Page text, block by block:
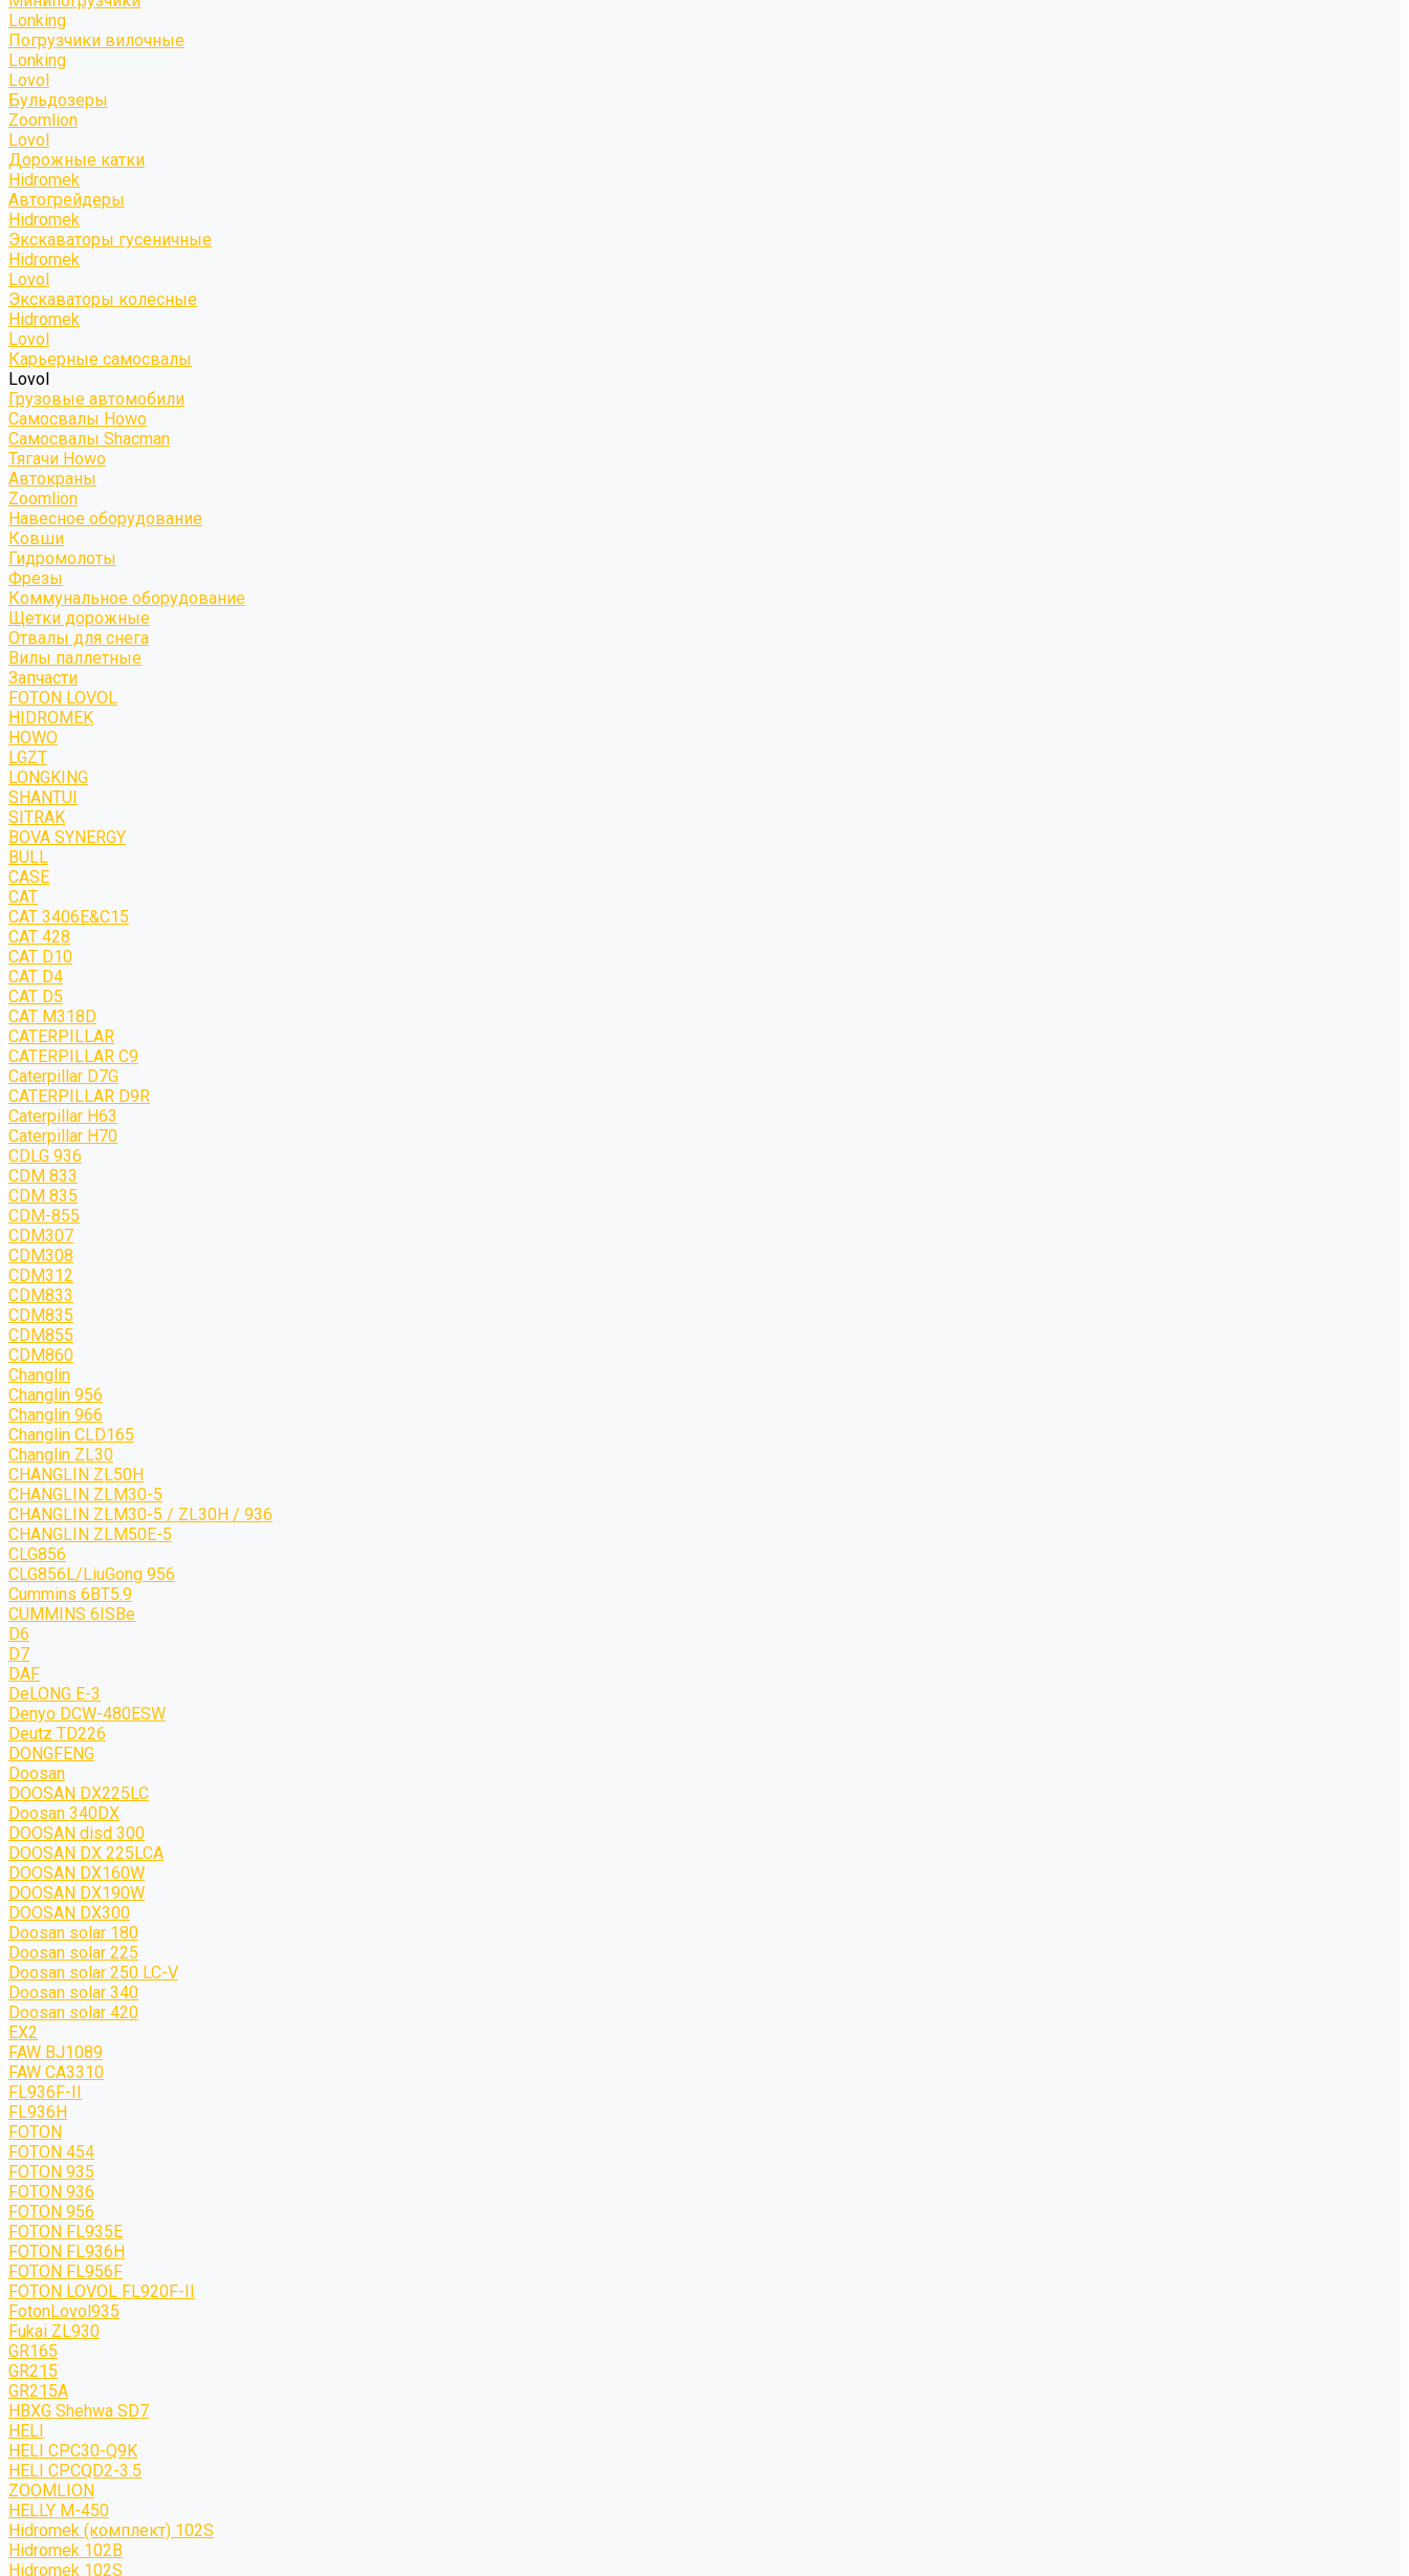
Lonking
Погрузчики вилочные
Lonking
Lovol
Бульдозеры
Zoomlion
Lovol
Дорожные катки
Hidromek
Автогрейдеры
Hidromek
Экскаваторы гусеничные
Hidromek
Lovol
Экскаваторы колесные
Hidromek
Lovol
Карьерные самосвалы
Lovol
Грузовые автомобили
Самосвалы Howo
Самосвалы Shacman
Тягачи Howo
Автокраны
Zoomlion
Навесное оборудование
Ковши
Гидромолоты
Фрезы
Коммунальное оборудование
Щетки дорожные
Отвалы для снега
Вилы паллетные
Запчасти
FOTON LOVOL
HIDROMEK
HOWO
LGZT
LONGKING
SHANTUI
SITRAK
BOVA SYNERGY
BULL
CASE
CAT
CAT 3406E&C15
CAT 428
CAT D10
CAT D4
CAT D5
CAT M318D
CATERPILLAR
CATERPILLAR C9
Caterpillar D7G
CATERPILLAR D9R
Caterpillar H63
Caterpillar H70
CDLG 936
CDM 833
CDM 835
CDM-855
CDM307
CDM308
CDM312
CDM833
CDM835
CDM855
CDM860
Changlin
Changlin 956
Changlin 966
Changlin CLD165
Changlin ZL30
CHANGLIN ZL50H
CHANGLIN ZLM30-5
CHANGLIN ZLM30-5 / ZL30H / 936
CHANGLIN ZLM50E-5
CLG856
CLG856L/LiuGong 956
Cummins 6BT5.9
CUMMINS 6ISBe
D6
D7
DAF
DeLONG Е-3
Denyo DCW-480ESW
Deutz TD226
DONGFENG
Doosan
DOOSAN DX225LC
Doosan 340DX
DOOSAN disd 300
DOOSAN DX 225LCA
DOOSAN DX160W
DOOSAN DX190W
DOOSAN DX300
Doosan solar 180
Doosan solar 225
Doosan solar 250 LC-V
Doosan solar 340
Doosan solar 420
EX2
FAW BJ1089
FAW CA3310
FL936F-II
FL936H
FOTON
FOTON 454
FOTON 935
FOTON 936
FOTON 956
FOTON FL935E
FOTON FL936H
FOTON FL956F
FOTON LOVOL FL920F-II
FotonLovol935
Fukai ZL930
GR165
GR215
GR215A
HBXG Shehwa SD7
HELI
HELI CPC30-Q9K
HELI CPCQD2-3.5
ZOOMLION
HELLY M-450
Hidromek (комплект) 102S
Hidromek 102B
Hidromek 102S